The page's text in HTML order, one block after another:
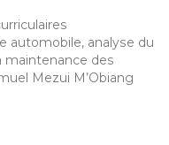
automobile, analyse du
maintenance des
Mezui M’Obiang